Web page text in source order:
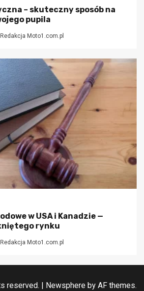
– skuteczny sposób na
pupila
Redakcja Moto1.com.pl
w USA i Kanadzie —
rynku
Redakcja Moto1.com.pl
reserved. | Newsphere by AF themes.